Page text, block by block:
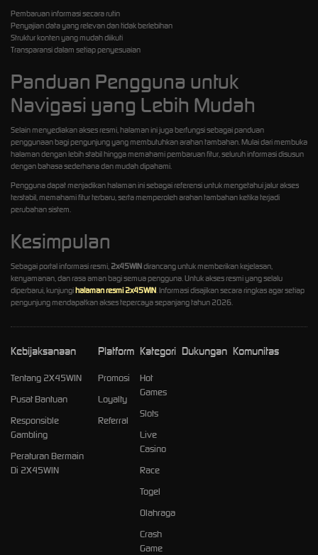
Pembaruan informasi secara rutin
Penyajian data yang relevan dan tidak berlebihan
Struktur konten yang mudah diikuti
Transparansi dalam setiap penyesuaian
Panduan Pengguna untuk
Navigasi yang Lebih Mudah
Selain menyediakan akses resmi, halaman ini juga berfungsi sebagai panduan
penggunaan bagi pengunjung yang membutuhkan arahan tambahan. Mulai dari membuka
halaman dengan lebih stabil hingga memahami pembaruan fitur, seluruh informasi disusun
dengan bahasa sederhana dan mudah dipahami.
Pengguna dapat menjadikan halaman ini sebagai referensi untuk mengetahui jalur akses
terstabil, memahami fitur terbaru, serta memperoleh arahan tambahan ketika terjadi
perubahan sistem.
Kesimpulan
Sebagai portal informasi resmi, 2x45WINdirancang untuk memberikan kejelasan,
kenyamanan, dan rasa aman bagi semua pengguna. Untuk akses resmi yang selalu
diperbarui, kunjungihalaman resmi 2x45WIN . Informasi disajikan secara ringkas agar setiap
pengunjung mendapatkan akses tepercaya sepanjang tahun 2026.
Kebijaksanaan
Tentang 2X45WIN
Pusat Bantuan
Responsible
Gambling
Peraturan Bermain
Di 2X45WIN
Platform
Promosi
Loyalty
Referral
Kategori
Hot
Games
Slots
Live
Casino
Race
Togel
Olahraga
Crash
Game
Dukungan Komunitas